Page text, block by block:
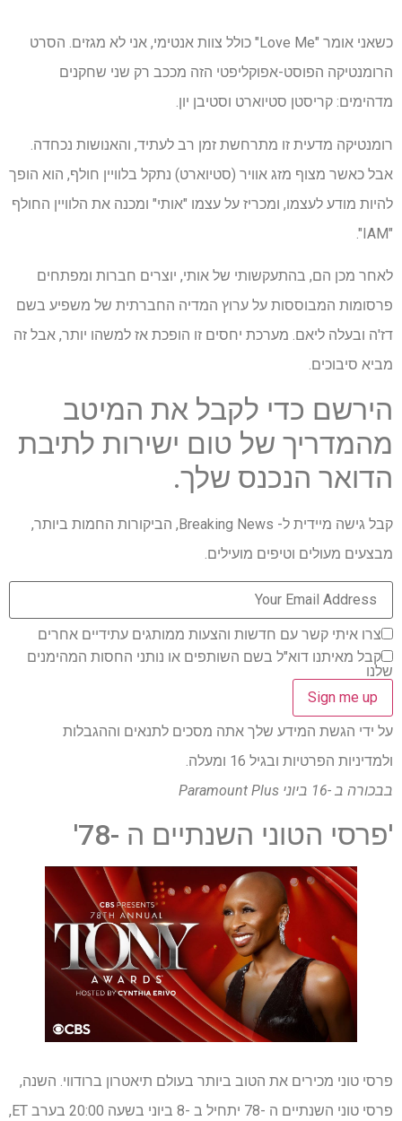
כשאני אומר "Love Me" כולל צוות אנטימי, אני לא מגזים. הסרט
הרומנטיקה הפוסט-אפוקליפטי הזה מככב רק שני שחקנים
מדהימים: קריסטן סטיוארט וסטיבן יון.
רומנטיקה מדעית זו מתרחשת זמן רב לעתיד, והאנושות נכחדה.
אבל כאשר מצוף מזג אוויר (סטיוארט) נתקל בלוויין חולף, הוא הופך
להיות מודע לעצמו, ומכריז על עצמו "אותי" ומכנה את הלוויין החולף
"IAM".
לאחר מכן הם, בהתעקשותי של אותי, יוצרים חברות ומפתחים
פרסומות המבוססות על ערוץ המדיה החברתית של משפיע בשם
דז'ה ובעלה ליאם. מערכת יחסים זו הופכת אז למשהו יותר, אבל זה
מביא סיבוכים.
הירשם כדי לקבל את המיטב
מהמדריך של טום ישירות לתיבת
הדואר הנכנס שלך.
קבל גישה מיידית ל- Breaking News, הביקורות החמות ביותר,
מבצעים מעולים וטיפים מועילים.
צרו איתי קשר עם חדשות והצעות ממותגים עתידיים אחרים
קבל מאיתנו דוא"ל בשם השותפים או נותני החסות המהימנים
שלנו
על ידי הגשת המידע שלך אתה מסכים לתנאים וההגבלות
ולמדיניות הפרטיות ובגיל 16 ומעלה.
בבכורה ב -16 ביוני
Paramount Plus
'פרסי הטוני השנתיים ה -78'
פרסי טוני מכירים את הטוב ביותר בעולם תיאטרון ברודווי. השנה,
פרסי טוני השנתיים ה -78 יתחיל ב -8 ביוני בשעה 20:00 בערב ET,